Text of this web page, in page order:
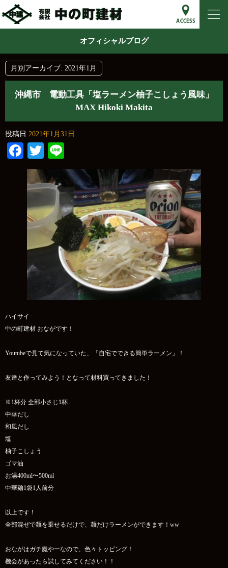
オフィシャルブログ
月別アーカイブ: 2021年1月
沖縄市 電動工具「塩ラーメン柚子こしょう風味」
MAX Hikoki Makita
投稿日 2021年1月31日
Facebook
Twitter
ハイサイ
中の町建材 おながです！
Youtubeで見て気になっていた、「自宅でできる簡単ラーメン」！
友達と作ってみよう！となって材料買ってきました！
※1杯分 全部小さじ1杯
中華だし
和風だし
塩
柚子こしょう
ゴマ油
お湯400ml〜500ml
中華麺1袋1人前分
以上です！
全部混ぜで麺を乗せるだけで、麺だけラーメンができます！ww
おながはガチ魔やーなので、色々トッピング！
機会があったら試してみてください！！